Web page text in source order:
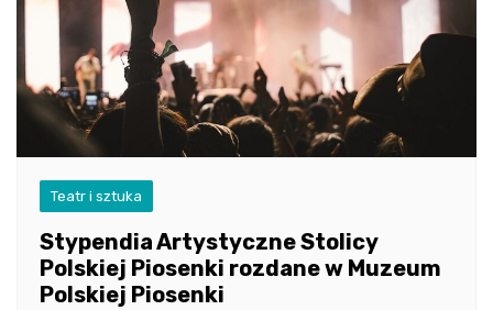
Teatr i sztuka
Stypendia Artystyczne Stolicy
Polskiej Piosenki rozdane w Muzeum
Polskiej Piosenki